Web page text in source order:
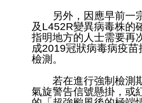
另外，因應早前一宗
及L452R變異病毒株的
指明地方的人士需要再
成2019冠狀病毒病疫
檢測。
若在進行強制檢測期
氣旋警告信號懸掛，或